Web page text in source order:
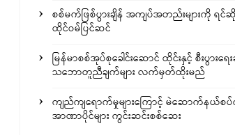
စစ်မက်ဖြစ်ပွားချိန် အကျပ်အတည်းများကို ရင်
ထိုင်ဝမ်ပြင်ဆင်
မြန်မာစစ်အုပ်စုခေါင်းဆောင် ထိုင်းနှင့် စီးပွားရေ
သဘောတူညီချက်များ လက်မှတ်ထိုးမည်
ကျည်ကျရောက်မှုများကြောင့် မဲဆောက်နယ်စ
အာဏာပိုင်များ ကွင်းဆင်းစစ်ဆေး